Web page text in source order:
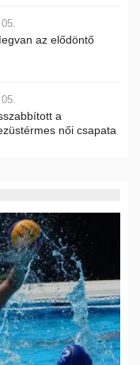
az elődöntő
a
női csapata